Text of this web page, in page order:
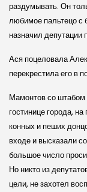
раздумывать. Он
любимое пальтецо с
назначил
Ася поцеловала
перекрестила его в
Мамонтов со штабом
гостинице города,
конных и пеших
входе и высказали
большое число
Но никто из
цели, не захотел